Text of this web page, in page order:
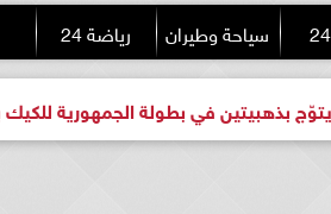
سياحة وطيران رياضة 24
بطولة الجمهورية للكيك بوكسينج